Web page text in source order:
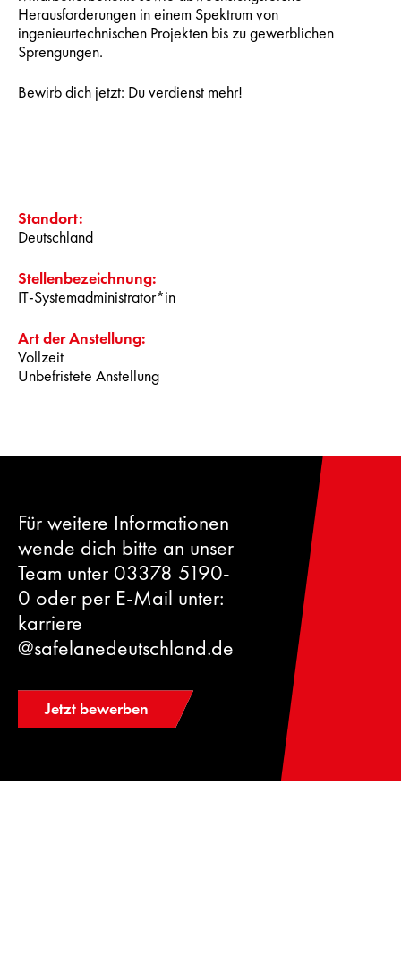
Herausforderungen in einem Spektrum von
ingenieurtechnischen Projekten bis zu gewerblichen
Sprengungen.
Bewirb dich jetzt: Du verdienst mehr!
Standort:
Deutschland
Stellenbezeichnung:
IT-Systemadministrator*in
Art der Anstellung:
Vollzeit
Unbefristete Anstellung
Für weitere Informationen
wende dich bitte an unser
Team unter 03378 5190-
0 oder per E-Mail unter:
karriere​
@safelanedeutschland.de
Jetzt bewerben